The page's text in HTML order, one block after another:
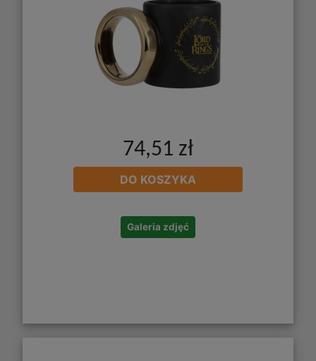
74,51 zł
DO KOSZYKA
Galeria zdjęć